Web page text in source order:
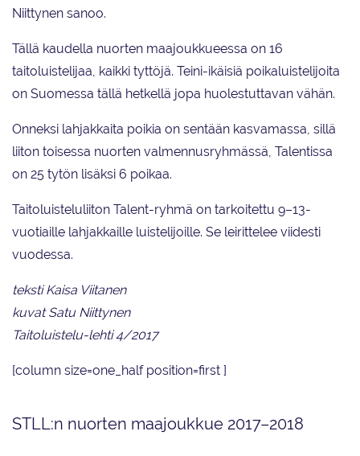
Niittynen sanoo.
Tällä kaudella nuorten maajoukkueessa on 16
taitoluistelijaa, kaikki tyttöjä. Teini-ikäisiä poikaluistelijoita
on Suomessa tällä hetkellä jopa huolestuttavan vähän.
Onneksi lahjakkaita poikia on sentään kasvamassa, sillä
liiton toisessa nuorten valmennusryhmässä, Talentissa
on 25 tytön lisäksi 6 poikaa.
Taitoluisteluliiton Talent-ryhmä on tarkoitettu 9–13-
vuotiaille lahjakkaille luistelijoille. Se leirittelee viidesti
vuodessa.
teksti Kaisa Viitanen
kuvat Satu Niittynen
Taitoluistelu-lehti 4/2017
[column size=one_half position=first ]
STLL:n nuorten maajoukkue 2017–2018